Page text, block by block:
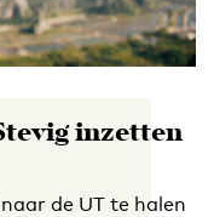
inzetten
de UT te halen